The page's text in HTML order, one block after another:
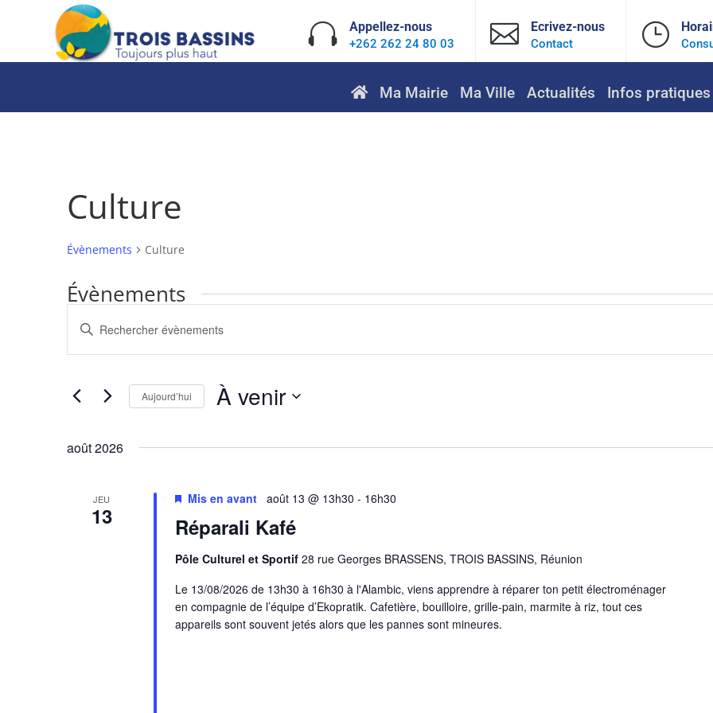
 Appellez-nous
+262 262 24 80 03  Ecrivez-nous
Contact }
Ma Mairie Ma Ville Actualités Infos pratiques
Culture
Évènements Culture
Évènements
Recherche
et
navigation
vues
Évènements
Saisir
clé.
Évènements
clé.
Aujourd’hui À venir
août 2026
JEU
13 Réparali Kafé
Mis en avant août 13 @ 13h30 - 16h30
Pôle Culturel et Sportif 28 rue Georges BRASSENS, TROIS BASSINS, Réunion
Le 13/08/2026 de 13h30 à 16h30 à l'Alambic, viens apprendre à réparer ton petit électroménager
en compagnie de l’équipe d’Ekopratik. Cafetière, bouilloire, grille-pain, marmite à riz, tout ces
appareils sont souvent jetés alors que les pannes sont mineures.